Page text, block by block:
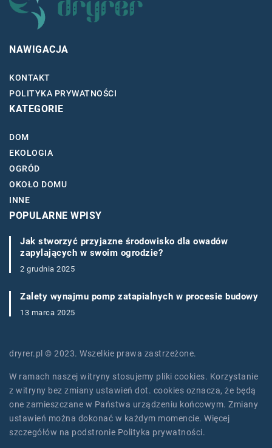
NAWIGACJA
KONTAKT
POLITYKA PRYWATNOŚCI
KATEGORIE
DOM
EKOLOGIA
OGRÓD
OKOŁO DOMU
INNE
POPULARNE WPISY
Jak stworzyć przyjazne środowisko dla owadów
zapylających w swoim ogrodzie?
2 grudnia 2025
Zalety wynajmu pomp zatapialnych w procesie budowy
13 marca 2025
dryrer.pl © 2023. Wszelkie prawa zastrzeżone.
W ramach naszej witryny stosujemy pliki cookies. Korzystanie
z witryny bez zmiany ustawień dot. cookies oznacza, że będą
one zamieszczane w Państwa urządzeniu końcowym. Zmiany
ustawień można dokonać w każdym momencie. Więcej
szczegółów na podstronie Polityka prywatności.